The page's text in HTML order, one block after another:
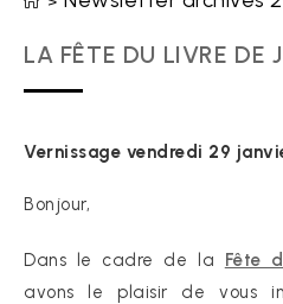
LA FÊTE DU LIVRE DE
Vernissage vendredi 29
Bonjour,
Dans le cadre de la Fête
avons le plaisir de vous